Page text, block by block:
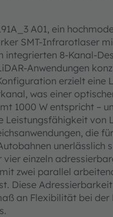
A01, ein
SMT-Infrarotlaser
integrierten 8-Kanal-
Anwendungen
erzielt eine
was einer
1000 W entspricht –
Leistungsfähigkeit von
die
unerlässlich
einzeln
zwei parallel
Diese
an Flexibilität bei der